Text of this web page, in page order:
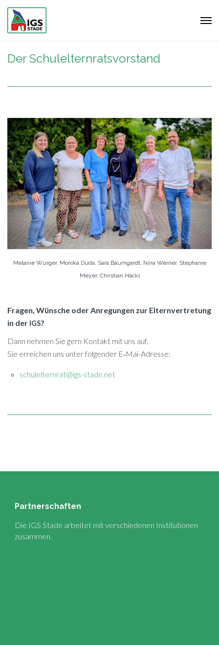
Der Schulelternratsvorstand
Me­la­nie Wür­ger, Mo­ni­ka Duda, Sara Baum­gardt, Nina Wer­ner, Ste­pha­nie
Mey­er, Chris­ti­an Häckl
Fra­gen, Wün­sche oder An­re­gun­gen zur El­tern­ver­tre­tung
in der IGS?
Dann neh­men Sie gern Kon­takt mit uns auf.
Sie er­rei­chen uns un­ter fol­gen­der E‑­Mai-Adres­se:
schulelternrat@igs-stade.net
Partnerschaften
Die IGS Stade arbeitet mit verschiedenen Institutionen
zusammen.